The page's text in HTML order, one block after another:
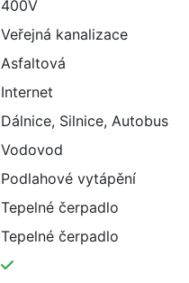
400V
Veřejná kanalizace
Asfaltová
Internet
Dálnice, Silnice, Autobus
Vodovod
Podlahové vytápění
Tepelné čerpadlo
Tepelné čerpadlo